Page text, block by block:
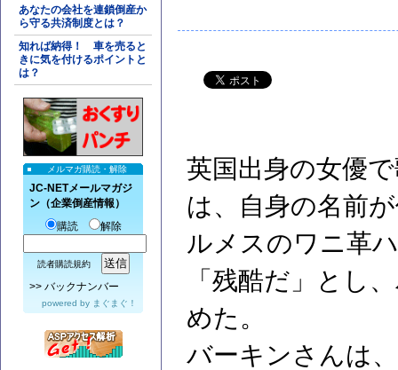
あなたの会社を連鎖倒産か
ら守る共済制度とは？
知れば納得！ 車を売ると
きに気を付けるポイントと
は？
メルマガ購読・解除
JC-NETメールマガジ
ン（企業倒産情報）
購読
解除
読者購読規約
>> バックナンバー
powered by まぐまぐ！
英国出身の女優
は、自身の名前
ルメスのワニ革
「残酷だ」とし
めた。
バーキンさんは